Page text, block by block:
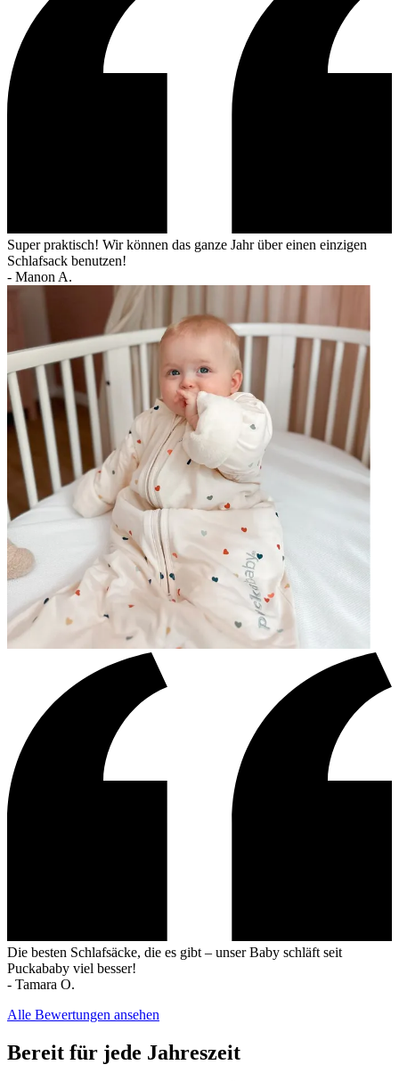
Super praktisch! Wir können das ganze Jahr über einen einzigen
Schlafsack benutzen!
- Manon A.
Die besten Schlafsäcke, die es gibt – unser Baby schläft seit
Puckababy viel besser!
- Tamara O.
Alle Bewertungen ansehen
Bereit für jede Jahreszeit